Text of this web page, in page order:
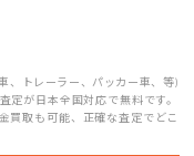
、トレーラー、パッカー車、等)
定が日本全国対応で無料です。
買取も可能、正確な査定でどこ